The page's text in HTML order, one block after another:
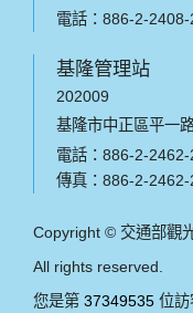
電話：886-2-2408-
基隆管理站
202009
基隆市中正區平一
電話：886-2-2462-
傳真：886-2-
Copyright © 交通部觀
All rights reserved.
您是第 37349535 位訪